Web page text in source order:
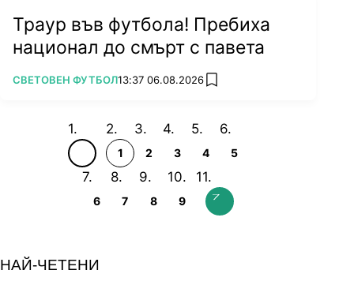
Траур във футбола! Пребиха
национал до смърт с павета
ПОВЕЧЕ ОТ
СВЕТОВЕН ФУТБОЛ13:37 06.08.2026 add favorites
1 2 3 4 5
6 7 8 9
НАЙ-ЧЕТЕНИ